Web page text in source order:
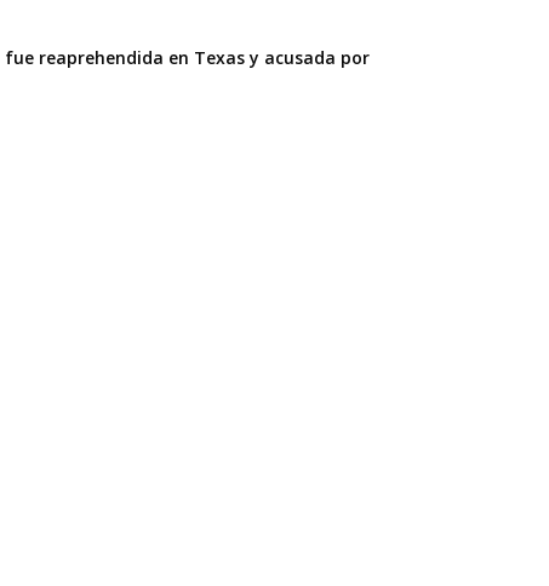
reaprehendida en Texas y acusada por